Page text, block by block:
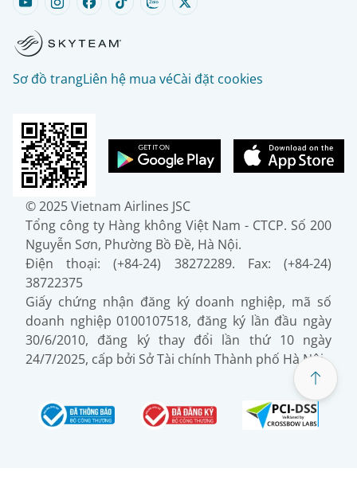
Sơ đồ trangLiên hệ mua véCài đặt cookies
© 2025 Vietnam Airlines JSC
Tổng công ty Hàng không Việt Nam - CTCP. Số 200
Nguyễn Sơn, Phường Bồ Đề, Hà Nội.
Điện thoại: (+84-24) 38272289. Fax: (+84-24)
38722375
Giấy chứng nhận đăng ký doanh nghiệp, mã số
doanh nghiệp 0100107518, đăng ký lần đầu ngày
30/6/2010, đăng ký thay đổi lần thứ 10 ngày
24/7/2025, cấp bởi Sở Tài chính Thành phố Hà Nội.